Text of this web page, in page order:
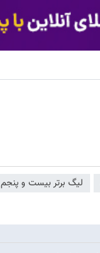
لیگ برتر بیست و پنجم